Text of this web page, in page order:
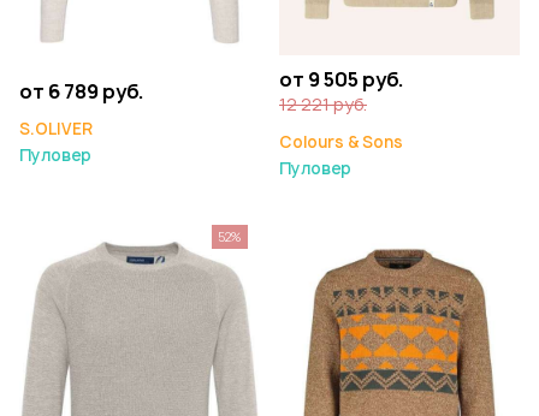
от 6 789 руб.
S.OLIVER
Пуловер
от 9 505 руб.
12 221 руб.
Colours & Sons
Пуловер
52%